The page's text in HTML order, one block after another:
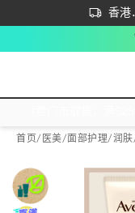
香港
立即
首次APP
首页/ 医美/面部护理/润肤